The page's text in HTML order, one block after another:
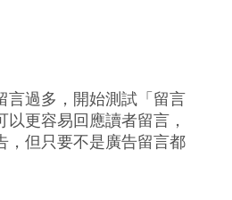
言過多，開始測試「留言
更容易回應讀者留言，
，但只要不是廣告留言都